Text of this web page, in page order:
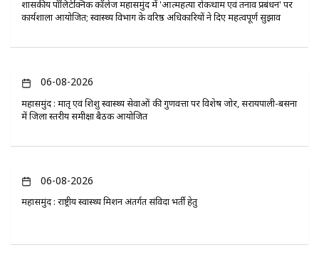
​शासकीय पॉलिटेक्निक कॉलेज महासमुंद में 'आत्महत्या रोकथाम एवं तनाव प्रबंधन' पर
कार्यशाला आयोजित; स्वास्थ्य विभाग के वरिष्ठ अधिकारियों ने दिए महत्वपूर्ण सुझाव
06-08-2026
महासमुंद : मातृ एवं शिशु स्वास्थ्य सेवाओं की गुणवत्ता पर विशेष जोर, सरायपाली-बसना
में जिला स्तरीय समीक्षा बैठक आयोजित
06-08-2026
महासमुंद : राष्ट्रीय स्वास्थ्य मिशन अंतर्गत संविदा भर्ती हेतु